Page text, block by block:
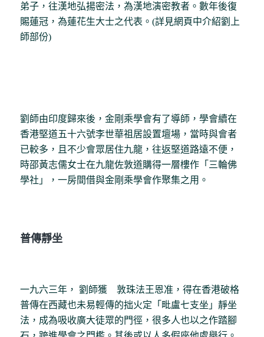
弟子，往漢地弘揚密法，為漢地演密教者。數年後復
賜蓮冠，為蓮花生大士之代表。(詳見網頁中介紹劉上
師部份)
劉師由印度歸來後，金剛乘學會有了導師，學會續在
香港堅道五十六號李世華祖居設置壇場，當時與會者
已較多，且不少會眾居住九龍，往返堅道路遠不便，
時邵黃志儒女士在九龍佐敦道購得一層樓作「三輪佛
學社」，一房間借與金剛乘學會作聚集之用。
普傳靜坐
一九六三年， 劉師獲 敦珠法王恩准，得在香港破格
普傳在西藏也未易輕傳的拙火定「毗盧七支坐」靜坐
法，成為吸收廣大徒眾的門徑，很多人也以之作踏腳